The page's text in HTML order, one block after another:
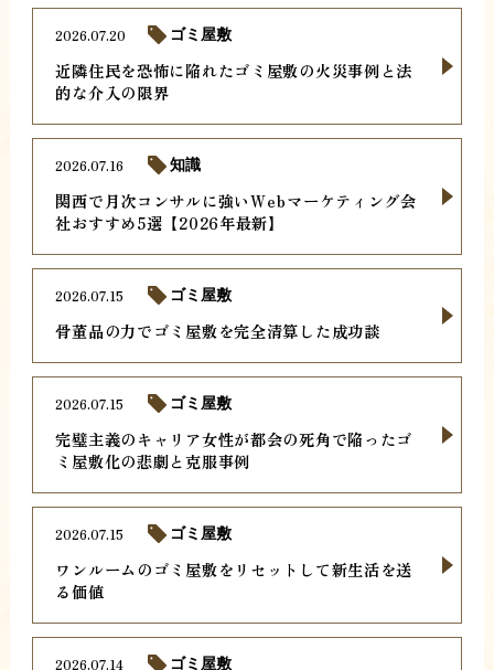
近隣住民を恐怖に陥れたゴミ屋敷の火災事例と法
的な介入の限界
2026.07.20 ゴミ屋敷
関西で月次コンサルに強いWebマーケティング会
社おすすめ5選【2026年最新】
2026.07.16 知識
骨董品の力でゴミ屋敷を完全清算した成功談
2026.07.15 ゴミ屋敷
完璧主義のキャリア女性が都会の死角で陥ったゴ
ミ屋敷化の悲劇と克服事例
2026.07.15 ゴミ屋敷
ワンルームのゴミ屋敷をリセットして新生活を送
る価値
2026.07.15 ゴミ屋敷
2026.07.14 ゴミ屋敷